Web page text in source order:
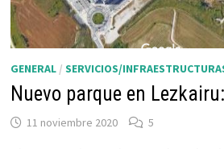
GENERAL/ SERVICIOS/
Nuevo parque en
11 noviembre 2020 5